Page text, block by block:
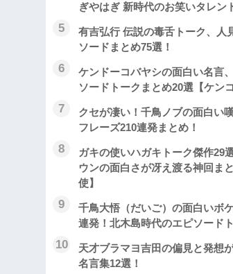
ぎやはぎ 新時代のお笑いタレン
有吉弘行 伝説の毒舌トーク、人
ソードまとめ75選！
ケンドーコバヤシの面白い名言
ソードトークまとめ20選【ケンコ
クセが凄い！千鳥ノブの面白い
フレーズ210連発まとめ！
ガキの使いハガキトーク傑作29
ウンの面白さが冴え渡る神回ま
使】
千鳥大悟（だいご）の面白いボ
連発！北木島時代のエピソード
天才ブラマヨ吉田の偏見と発想
名言集12選！